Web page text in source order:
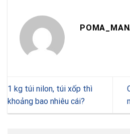
1 kg túi nilon, túi xốp thì
khoảng bao nhiêu cái?